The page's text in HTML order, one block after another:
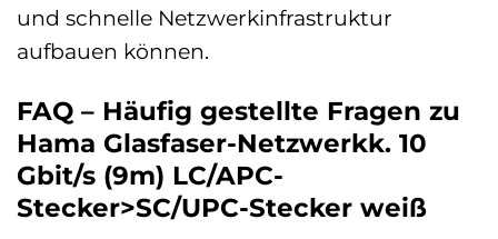
und schnelle Netzwerkinfrastruktur
aufbauen können.
FAQ – Häufig gestellte Fragen zu
Hama Glasfaser-Netzwerkk. 10
Gbit/s (9m) LC/APC-
Stecker>SC/UPC-Stecker weiß